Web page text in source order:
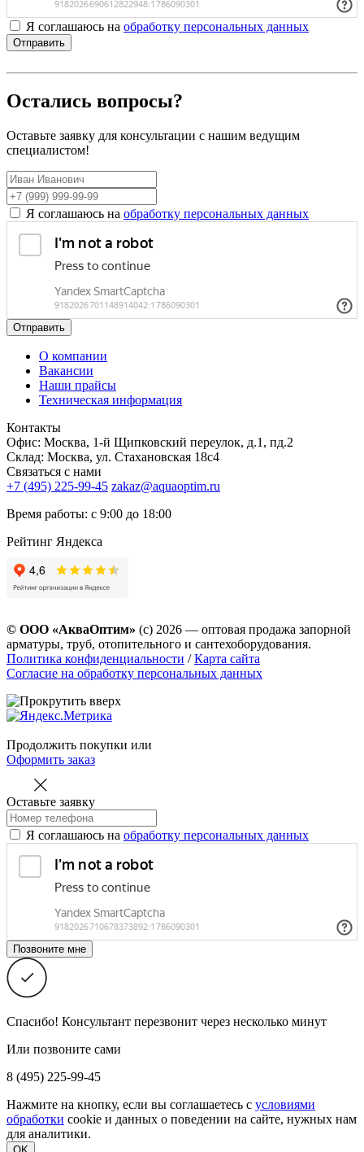
Я соглашаюсь на обработку персональных данных
Отправить
Остались вопросы?
Оставьте заявку для консультации с нашим ведущим
специалистом!
Я соглашаюсь на обработку персональных данных
Отправить
О компании
Вакансии
Наши прайсы
Техническая информация
Контакты
Офис: Москва, 1-й Щипковский переулок, д.1, пд.2
Склад: Москва, ул. Стахановская 18с4
Связаться с нами
+7 (495) 225-99-45 zakaz@aquaoptim.ru
Время работы: с 9:00 до 18:00
Рейтинг Яндекса
© ООО «АкваОптим» (с) 2026 — оптовая продажа запорной
арматуры, труб, отопительного и сантехоборудования.
Политика конфиденциальности /Карта сайта
Согласие на обработку персональных данных
Продолжить покупки или
Оформить заказ
Оставьте заявку
Я соглашаюсь на обработку персональных данных
Спасибо! Консультант перезвонит через несколько минут
Или позвоните сами
8 (495) 225-99-45
Нажмите на кнопку, если вы соглашаетесь с условиями
обработки cookie и данных о поведении на сайте, нужных нам
для аналитики.